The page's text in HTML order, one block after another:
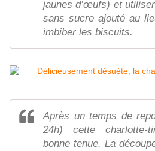
jaunes d’œufs) et
sans sucre ajouté au
imbiber les biscuits.
Après un temps de
24h) cette charlotte-
bonne tenue. La